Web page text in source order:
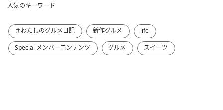
人気のキーワード
＃わたしのグルメ日記 新作グルメ
life
Special メンバーコンテンツ
グルメ スイーツ